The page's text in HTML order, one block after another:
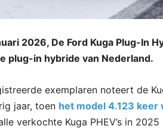
2026, De Ford Kuga Plug-In
plug-in hybride van Nederland.
exemplaren noteert de
jaar, toen het model 4.123
verkochte Kuga PHEV’s in